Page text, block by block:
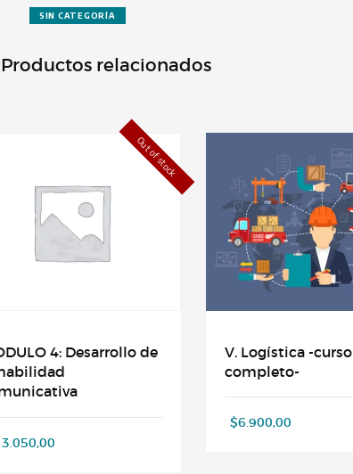
SIN CATEGORÍA
Productos relacionados
Out of stock
4: Desarrollo de
V. Logística -curso
completo-
$6.900,00